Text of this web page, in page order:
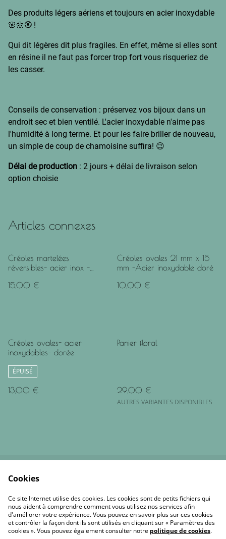
Des produits légers aériens et toujours en acier inoxydable
🌸🌼🏵️ !
Qui dit légères dit plus fragiles. En effet, même si elles sont
en résine il ne faut pas forcer trop fort vous risqueriez de
les casser.
Conseils de conservation : préservez vos bijoux dans un
endroit sec et bien ventilé. L'acier inoxydable n'aime pas
l'humidité à long terme. Et pour les faire briller de nouveau,
un simple de coup de chamoisine suffira! 😉
Délai de production : 2 jours + délai de livraison selon
option choisie
Articles connexes
Créoles martelées
réversibles- acier inox -
15,00 €
Créoles ovales 21 mm x 15
mm -Acier inoxydable doré
10,00 €
Créoles ovales- acier
inoxydables- dorée
ÉPUISÉ
13,00 €
Panier floral
29,00 €
AUTRES VARIANTES DISPONIBLES
confidentialité
Cookies
Ce site Internet utilise des cookies. Les cookies sont de petits fichiers qui
nous aident à comprendre comment vous utilisez nos services afin
d'améliorer votre expérience. Vous pouvez en savoir plus sur ces cookies
et contrôler la façon dont ils sont utilisés en cliquant sur « Paramètres des
cookies ». Vous pouvez également consulter notre politique de cookies.